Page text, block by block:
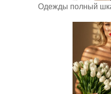
Одежды полный